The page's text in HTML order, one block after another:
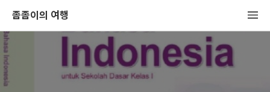
좀좀이의 여행